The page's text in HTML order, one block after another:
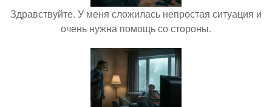
Здравствуйте. У меня сложилась непростая ситуация и
очень нужна помощь со стороны.